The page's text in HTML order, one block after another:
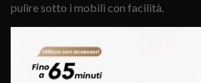
pulire sotto i mobili con facilità.